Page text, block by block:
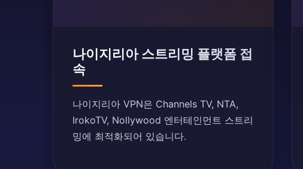
나이지리아 스트리밍 플랫폼 접
속
나이지리아 VPN은 Channels TV, NTA,
IrokoTV, Nollywood 엔터테인먼트 스트리
밍에 최적화되어 있습니다.